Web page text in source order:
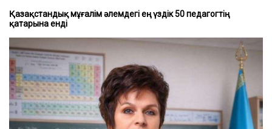
Қазақстандық мұғалім әлемдегі ең үздік 50 педагогтің
қатарына енді